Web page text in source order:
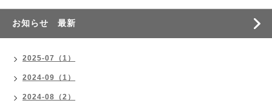
お知らせ 最新
2025-07（1）
2024-09（1）
2024-08（2）